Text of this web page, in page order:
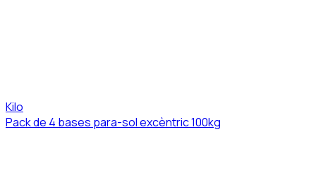
Kilo
Pack de 4 bases para-sol excèntric 100kg